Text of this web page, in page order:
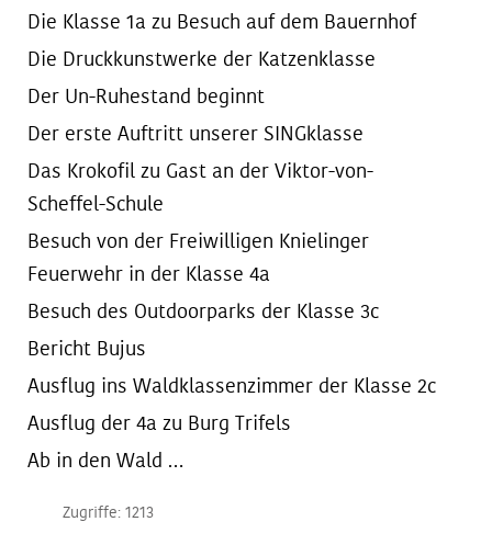
Die Klasse 1a zu Besuch auf dem Bauernhof
Die Druckkunstwerke der Katzenklasse
Der Un-Ruhestand beginnt
Der erste Auftritt unserer SINGklasse
Das Krokofil zu Gast an der Viktor-von-
Scheffel-Schule
Besuch von der Freiwilligen Knielinger
Feuerwehr in der Klasse 4a
Besuch des Outdoorparks der Klasse 3c
Bericht Bujus
Ausflug ins Waldklassenzimmer der Klasse 2c
Ausflug der 4a zu Burg Trifels
Ab in den Wald …
Zugriffe: 1213